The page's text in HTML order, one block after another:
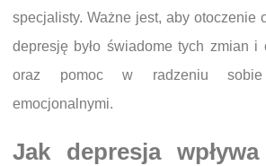
specjalisty. Ważne jest, aby otoczenie
depresję było świadome tych zmian i
oraz pomoc w radzeniu
emocjonalnymi.
Jak depresja